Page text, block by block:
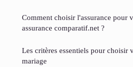
Comment choisir l'assurance pour
assurance comparatif.net ?
Les critères essentiels pour choisir
mariage